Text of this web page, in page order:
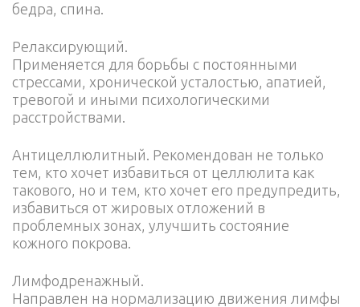
бедра, спина.
Релаксирующий.
Применяется для борьбы с постоянными
стрессами, хронической усталостью, апатией,
тревогой и иными психологическими
расстройствами.
Антицеллюлитный. Рекомендован не только
тем, кто хочет избавиться от целлюлита как
такового, но и тем, кто хочет его предупредить,
избавиться от жировых отложений в
проблемных зонах, улучшить состояние
кожного покрова.
Лимфодренажный.
Направлен на нормализацию движения лимфы